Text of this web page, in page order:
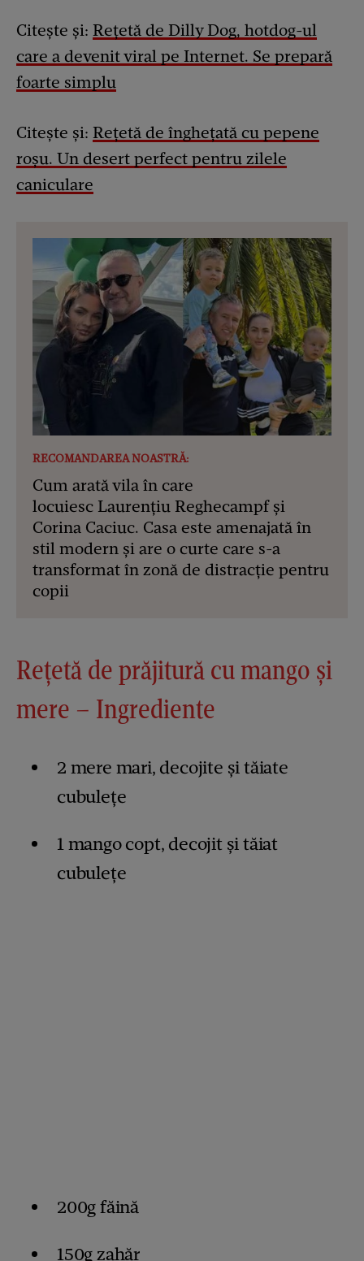
Citește și: Rețetă de Dilly Dog, hotdog-ul
care a devenit viral pe Internet. Se prepară
foarte simplu
Citește și: Rețetă de înghețată cu pepene
roșu. Un desert perfect pentru zilele
caniculare
RECOMANDAREA NOASTRĂ:
Cum arată vila în care
locuiesc Laurențiu Reghecampf și
Corina Caciuc. Casa este amenajată în
stil modern și are o curte care s-a
transformat în zonă de distracție pentru
copii
Rețetă de prăjitură cu mango și
mere – Ingrediente
2 mere mari, decojite și tăiate
cubulețe
1 mango copt, decojit și tăiat
cubulețe
200g făină
150g zahăr